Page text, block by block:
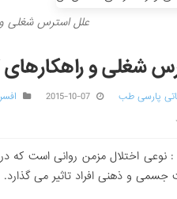
علل استرس شغلی
شغلی و
پارسی طب 2015-10-07
اختلال مزمن روانی است که
و ذهنی افراد تاثیر می گذارد.